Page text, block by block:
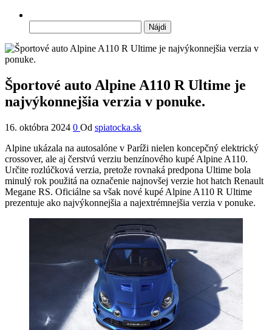
Športové auto Alpine A110 R Ultime je
najvýkonnejšia verzia v ponuke.
16. októbra 2024 0 Od spiatocka.sk
Alpine ukázala na autosalóne v Paríži nielen koncepčný elektrický
crossover, ale aj čerstvú verziu benzínového kupé Alpine A110.
Určite rozlúčková verzia, pretože rovnaká predpona Ultime bola
minulý rok použitá na označenie najnovšej verzie hot hatch Renault
Megane RS. Oficiálne sa však nové kupé Alpine A110 R Ultime
prezentuje ako najvýkonnejšia a najextrémnejšia verzia v ponuke.